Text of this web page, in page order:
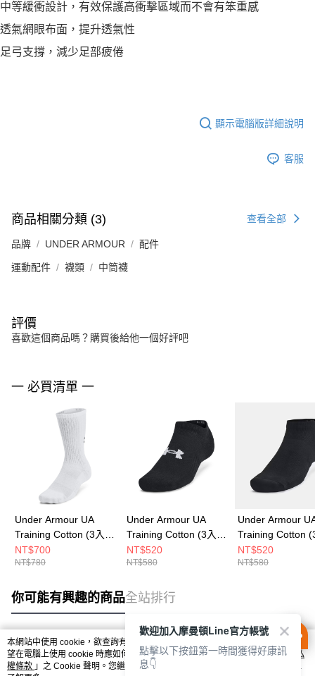
中等緩衝設計，有效保護高衝擊區域而不會有笨重感
透氣網眼布面，提升透氣性
足弓支撐，減少足部疲倦
顯示電腦版詳細說明
客服
商品相關分類 (3) 查看全部
品牌 UNDER ARMOUR 配件
運動配件 襪類 中筒襪
評價
喜歡這個商品嗎？購買後給他一個好評吧
一 必買清單 一
Under Armour UA
Training Cotton (3入)
男女 中統襪 1386311-
100
NT$700
NT$780
Under Armour UA
Training Cotton (3入)
男女 踝襪 1386313-
001
NT$520
NT$580
Under Armour
Training Cotton
男女 踝襪
001
NT$520
NT$580
你可能有興趣的商品全站排行
熱門標籤
本網站中使用 cookie，欲查詢有關本網站使用 cookie 方式之詳情，及若您不希
望在電腦上使用 cookie 時應如何變更電腦的 cookie 設定，請參閱本網站「
隱私
權條款 」之 Cookie 聲明。您繼續使用本網站即表示您同意本公司得按本網站使
歡迎加入摩曼頓Line官方帳號
點擊以下按鈕第一時間獲得好康訊
息👇